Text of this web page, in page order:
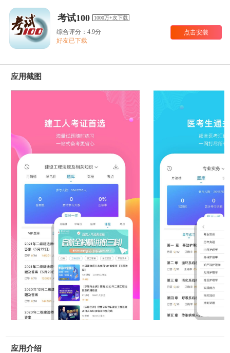
考试100 1000万+次下载
综合评分：4.9分
好友已下载
点击安装
应用截图
应用介绍